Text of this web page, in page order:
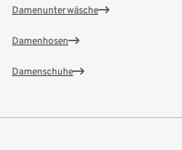
Damenunterwäsche
Damenhosen
Damenschuhe